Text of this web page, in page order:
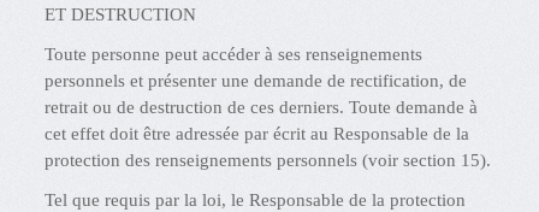
ET DESTRUCTION
Toute personne peut accéder à ses renseignements
personnels et présenter une demande de rectification, de
retrait ou de destruction de ces derniers. Toute demande à
cet effet doit être adressée par écrit au Responsable de la
protection des renseignements personnels (voir section 15).
Tel que requis par la loi, le Responsable de la protection